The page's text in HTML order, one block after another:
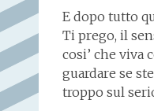
E dopo tutto
Ti prego, il
cosi’ che viva
guardare se
troppo sul